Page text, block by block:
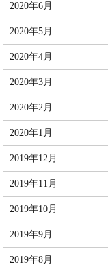
2020年6月
2020年5月
2020年4月
2020年3月
2020年2月
2020年1月
2019年12月
2019年11月
2019年10月
2019年9月
2019年8月